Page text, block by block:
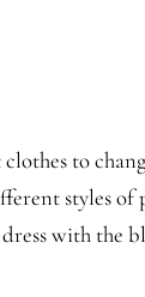
to
styles of
with the